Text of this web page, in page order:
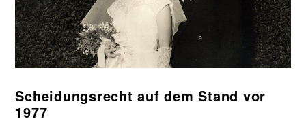
Scheidungsrecht auf dem Stand vor
1977